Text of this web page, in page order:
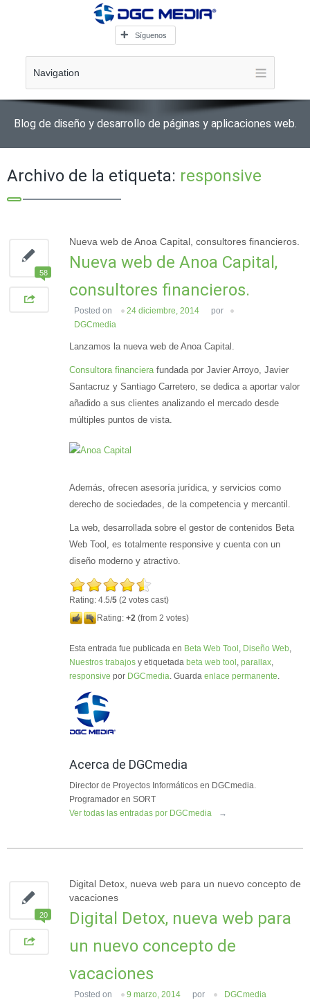
Síguenos
Navigation
Blog de diseño y desarrollo de páginas y aplicaciones web.
Archivo de la etiqueta: responsive
58
Nueva web de Anoa Capital, consultores financieros.
Nueva web de Anoa Capital,
consultores financieros.
Posted on 24 diciembre, 2014
por
DGCmedia
Lanzamos la nueva web de Anoa Capital.
Consultora financierafundada por Javier Arroyo, Javier
Santacruz y Santiago Carretero, se dedica a aportar valor
añadido a sus clientes analizando el mercado desde
múltiples puntos de vista.
Además, ofrecen asesoría jurídica, y servicios como
derecho de sociedades, de la competencia y mercantil.
La web, desarrollada sobre el gestor de contenidos Beta
Web Tool, es totalmente responsive y cuenta con un
diseño moderno y atractivo.
Rating: 4.5/5 (2 votes cast)
Rating: +2 (from 2 votes)
Esta entrada fue publicada en Beta Web Tool , Diseño Web,
Nuestros trabajos y etiquetada beta web tool , parallax,
responsive por DGCmedia. Guarda enlace permanente.
Acerca de DGCmedia
Director de Proyectos Informáticos en DGCmedia.
Programador en SORT
Ver todas las entradas por DGCmedia
→
20
Digital Detox, nueva web para un nuevo concepto de
vacaciones
Digital Detox, nueva web para
un nuevo concepto de
vacaciones
Posted on 9 marzo, 2014 por DGCmedia